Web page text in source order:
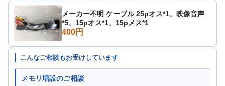
メーカー不明 ケーブル 25pオス*1、映像音声
*5、15pオス*1、15pメス*1
400円
こんなご相談もお受けしています
メモリ増設のご相談